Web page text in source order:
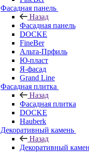
Фасадная панель
Назад
Фасадная панель
DOCKE
FineBer
Альта-Прфиль
Ю-пласт
Я-фасад
Grand Line
Фасадная плитка
Назад
Фасадная плитка
DOCKE
Hauberk
Декоративный камень
Назад
Декоративный